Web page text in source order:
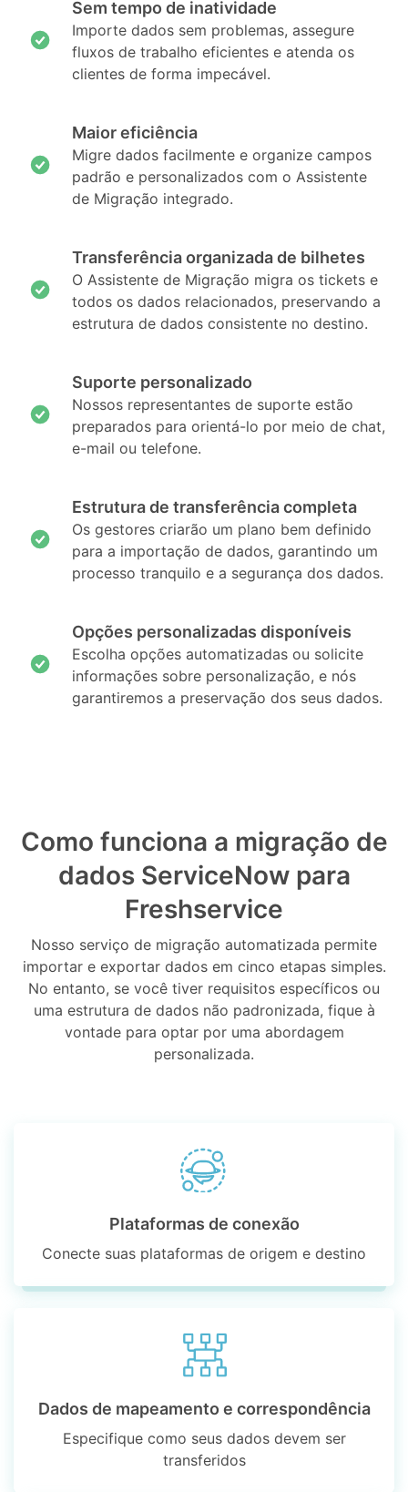
Sem tempo de inatividade
Importe dados sem problemas, assegure
fluxos de trabalho eficientes e atenda os
clientes de forma impecável.
Maior eficiência
Migre dados facilmente e organize campos
padrão e personalizados com o Assistente
de Migração integrado.
Transferência organizada de bilhetes
O Assistente de Migração migra os tickets e
todos os dados relacionados, preservando a
estrutura de dados consistente no destino.
Suporte personalizado
Nossos representantes de suporte estão
preparados para orientá-lo por meio de chat,
e-mail ou telefone.
Estrutura de transferência completa
Os gestores criarão um plano bem definido
para a importação de dados, garantindo um
processo tranquilo e a segurança dos dados.
Opções personalizadas disponíveis
Escolha opções automatizadas ou solicite
informações sobre personalização, e nós
garantiremos a preservação dos seus dados.
Como funciona a migração de
dados ServiceNow para
Freshservice
Nosso serviço de migração automatizada permite
importar e exportar dados em cinco etapas simples.
No entanto, se você tiver requisitos específicos ou
uma estrutura de dados não padronizada, fique à
vontade para optar por uma abordagem
personalizada.
Plataformas de conexão
Conecte suas plataformas de origem e destino
Dados de mapeamento e correspondência
Especifique como seus dados devem ser
transferidos